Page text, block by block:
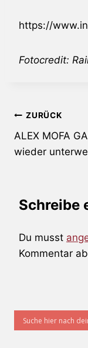
https://
Fotocredit:
ZURÜCK
ALEX MOFA
wieder
Schreibe
Du musst
Kommentar